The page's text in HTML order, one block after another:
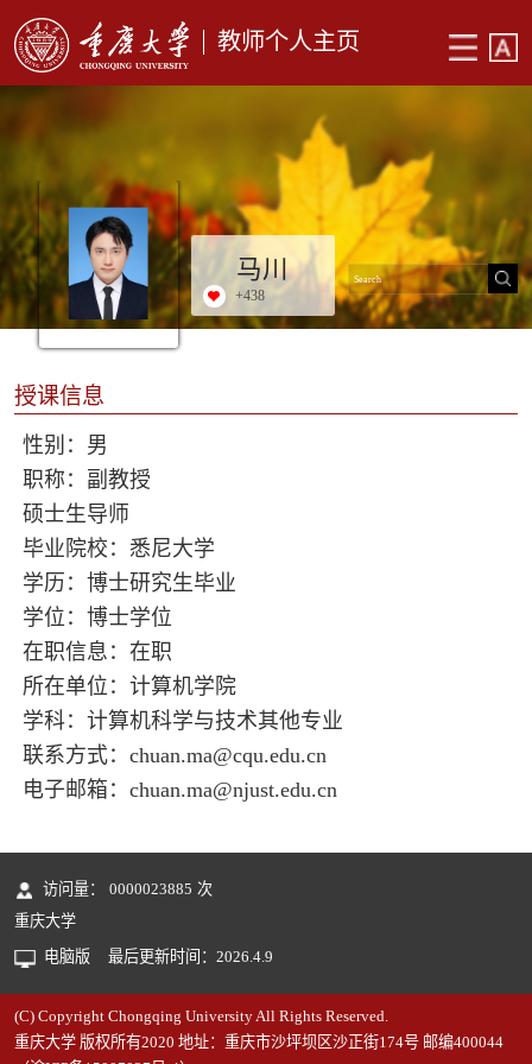
教师个人主页
马川
+438
授课信息
性别：男
职称：副教授
硕士生导师
毕业院校：悉尼大学
学历：博士研究生毕业
学位：博士学位
在职信息：在职
所在单位：计算机学院
学科：计算机科学与技术其他专业
联系方式：chuan.ma@cqu.edu.cn
电子邮箱： chuan.ma@njust.edu.cn
访问量： 0000023885 次
重庆大学
电脑版
最后更新时间： 2026.4.9
(C) Copyright Chongqing University All Rights Reserved.
重庆大学 版权所有2020 地址：重庆市沙坪坝区沙正街174号 邮编400044